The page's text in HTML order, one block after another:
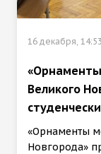
16 декабря, 14:53
Великого
«Орнаменты
Новгорода»